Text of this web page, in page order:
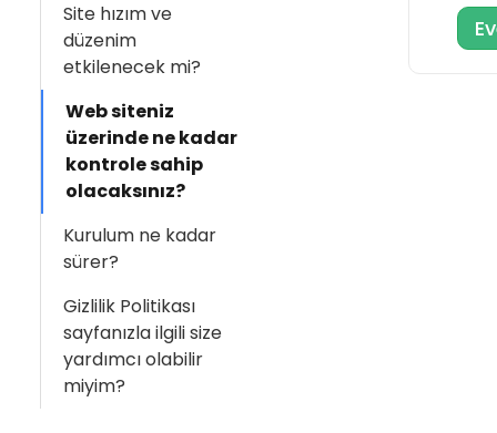
Site hızım ve
düzenim
etkilenecek mi?
Web siteniz
üzerinde ne kadar
kontrole sahip
olacaksınız?
Kurulum ne kadar
sürer?
Gizlilik Politikası
sayfanızla ilgili size
yardımcı olabilir
miyim?